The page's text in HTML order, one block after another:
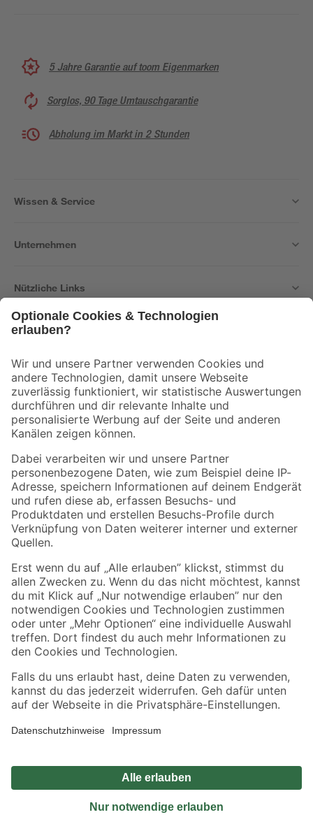
5 Jahre Garantie auf toom Eigenmarken
Sorglos, 90 Tage Umtauschgarantie
Abholung im Markt in 2 Stunden
Wissen & Service
Unternehmen
Nützliche Links
Der toom Newsletter: Keine Angebote und Aktionen mehr verpassen!
Zur Newsletter Anmeldung
Folge uns
Zahlungsarten Versandarten
Sicher einkaufen
Jetzt die toom-App herunterladen
Alle Preisangaben in EUR inkl. gesetzl. MwSt.. Die dargestellten Angebote sind unter
Umständen nicht in allen Märkten verfügbar. Die angegebenen Verfügbarkeiten beziehen
Produkte nur solange der Vorrat reicht.
*Paketversand ab 59 € versandkostenfrei, gilt nicht für Artikel mit Speditionsversand, hier
Privatsphäre Impressum
Nutzungsbedingungen
Widerrufsrecht
Vertrag widerrufen